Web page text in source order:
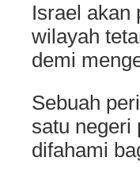
Israel akan
wilayah
demi
Sebuah
satu negeri
difahami